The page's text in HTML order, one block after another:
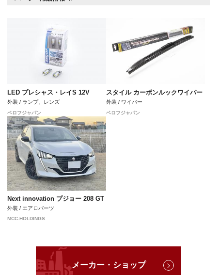
LED プレシャス・レイS 12V
外装 / ランプ、レンズ
ベロフジャパン
スタイル カーボンルックワイパー
外装 / ワイパー
ベロフジャパン
Next innovation プジョー 208 GT
外装 / エアロパーツ
MCC-HOLDINGS
メーカー・ショップ